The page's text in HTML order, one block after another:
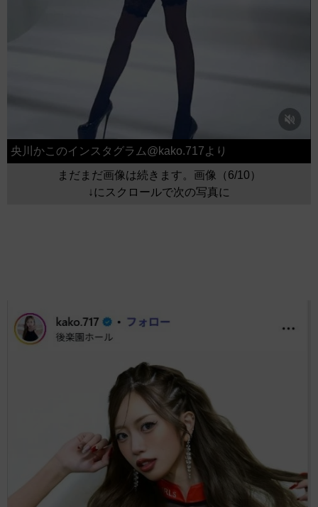
央川かこのインスタグラム@kako.717より
まだまだ画像は続きます。画像（6/10）
↓にスクロールで次の写真に